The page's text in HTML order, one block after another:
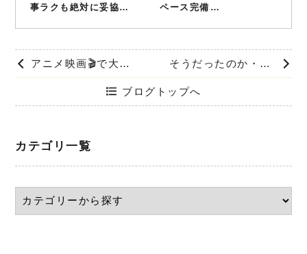
事ラクも絶対に妥協…
ペース完備…
アニメ映画🎬で大号泣 そうだったのか・・・
ブログトップへ
カテゴリ一覧